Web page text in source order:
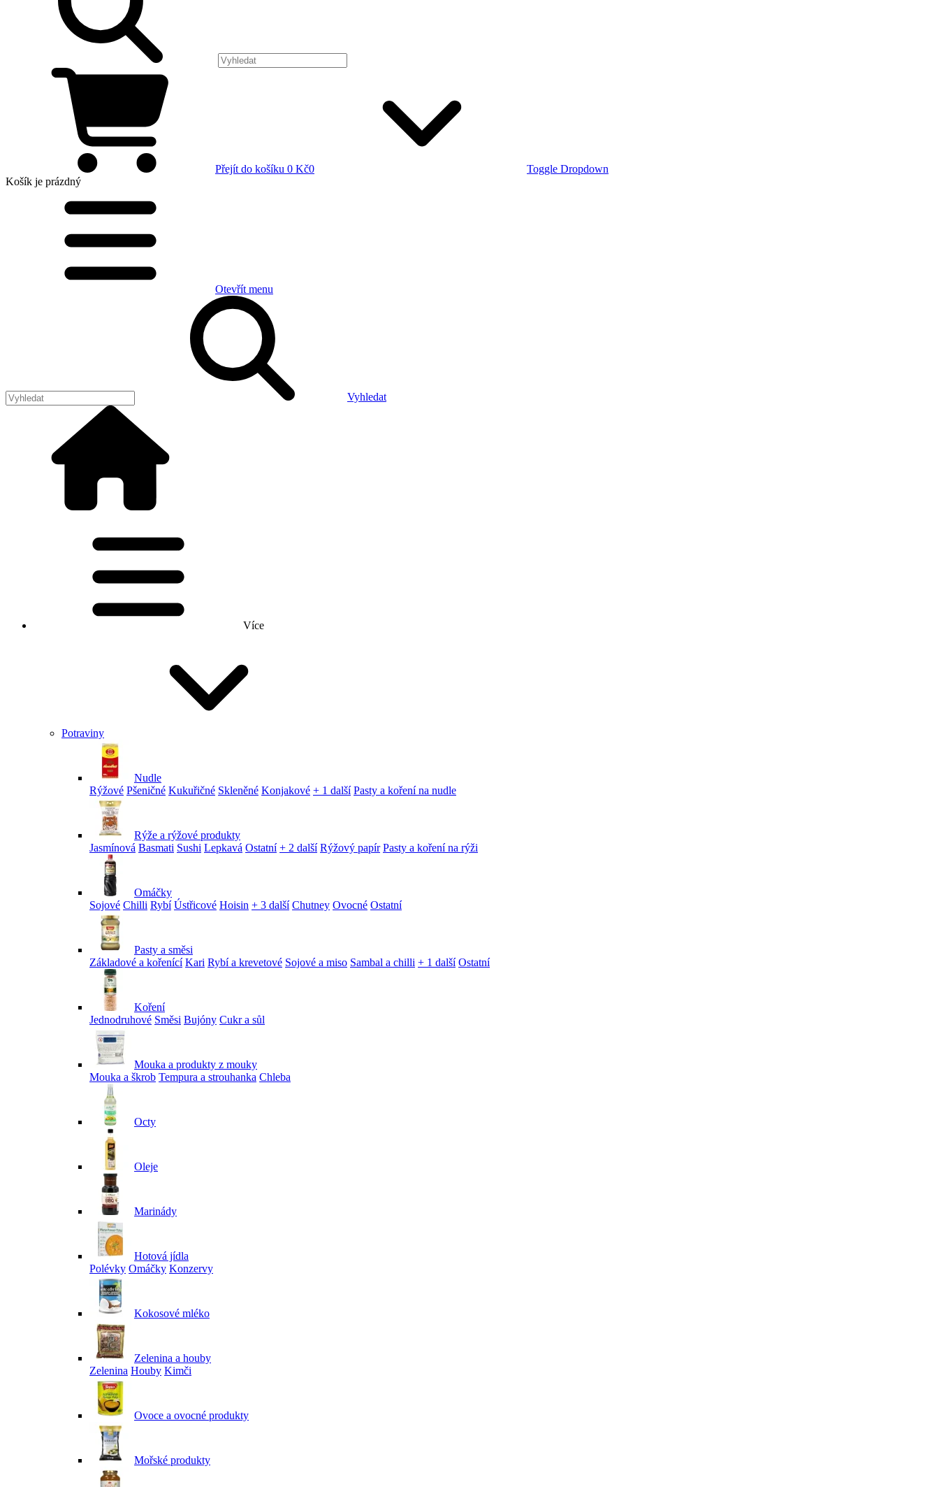
Přejít do košíku 0 Kč0
Toggle Dropdown
Košík je prázdný
Otevřít menu
Vyhledat
Více
Potraviny
Nudle
Rýžové Pšeničné Kukuřičné Skleněné Konjakové + 1 další Pasty a koření na nudle
Rýže a rýžové produkty
Jasmínová Basmati Sushi Lepkavá Ostatní + 2 další Rýžový papír Pasty a koření na rýži
Omáčky
Sojové Chilli Rybí Ústřicové Hoisin + 3 další Chutney Ovocné Ostatní
Pasty a směsi
Základové a kořenící Kari Rybí a krevetové Sojové a miso Sambal a chilli + 1 další Ostatní
Koření
Jednodruhové Směsi Bujóny Cukr a sůl
Mouka a produkty z mouky
Mouka a škrob Tempura a strouhanka Chleba
Octy
Oleje
Marinády
Hotová jídla
Polévky Omáčky Konzervy
Kokosové mléko
Zelenina a houby
Zelenina Houby Kimči
Ovoce a ovocné produkty
Mořské produkty